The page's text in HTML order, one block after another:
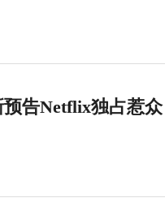
告Netflix独占惹众